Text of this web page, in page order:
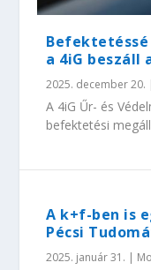
Befektetéssé
a 4iG beszáll
2025. december 20.
A 4iG Űr- és
befektetési
A k+f-ben is
Pécsi
2025. január 31. |